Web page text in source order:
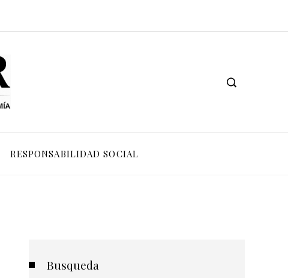
RESPONSABILIDAD SOCIAL
Busqueda